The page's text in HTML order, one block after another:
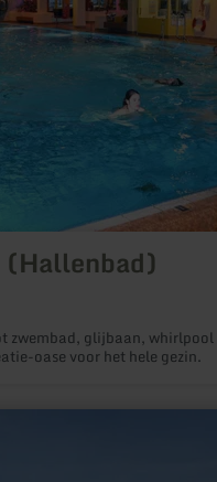
(Hallenbad)
zwembad, glijbaan, whirlpool
oase voor het hele gezin.